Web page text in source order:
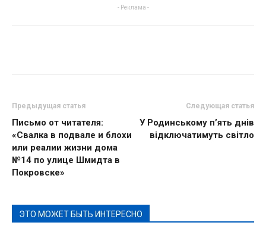
- Реклама -
Предыдущая статья
Письмо от читателя:
«Свалка в подвале и блохи
или реалии жизни дома
№14 по улице Шмидта в
Покровске»
Следующая статья
У Родинському п’ять днів
відключатимуть світло
ЭТО МОЖЕТ БЫТЬ ИНТЕРЕСНО